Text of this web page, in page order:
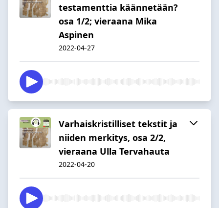
testamenttia käännetään?
osa 1/2; vieraana Mika
Aspinen
2022-04-27
Varhaiskristilliset tekstit ja
niiden merkitys, osa 2/2,
vieraana Ulla Tervahauta
2022-04-20